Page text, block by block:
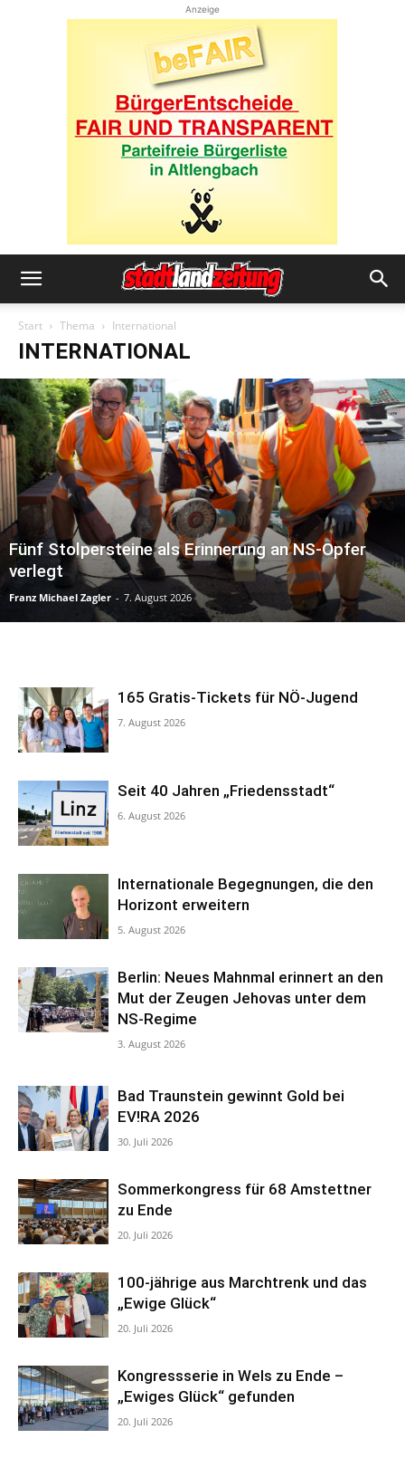
Anzeige
Start Thema International
INTERNATIONAL
Fünf Stolpersteine als Erinnerung an NS-Opfer
verlegt
Franz Michael Zagler - 7. August 2026
165 Gratis-Tickets für NÖ-Jugend
7. August 2026
Seit 40 Jahren „Friedensstadt“
6. August 2026
Internationale Begegnungen, die den
Horizont erweitern
5. August 2026
Berlin: Neues Mahnmal erinnert an den
Mut der Zeugen Jehovas unter dem
NS-Regime
3. August 2026
Bad Traunstein gewinnt Gold bei
EV!RA 2026
30. Juli 2026
Sommerkongress für 68 Amstettner
zu Ende
20. Juli 2026
100-jährige aus Marchtrenk und das
„Ewige Glück“
20. Juli 2026
Kongressserie in Wels zu Ende –
„Ewiges Glück“ gefunden
20. Juli 2026